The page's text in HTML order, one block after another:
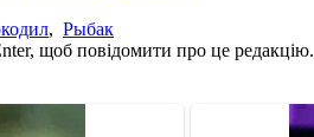
, Рыбак
щоб повідомити про це редакцію.